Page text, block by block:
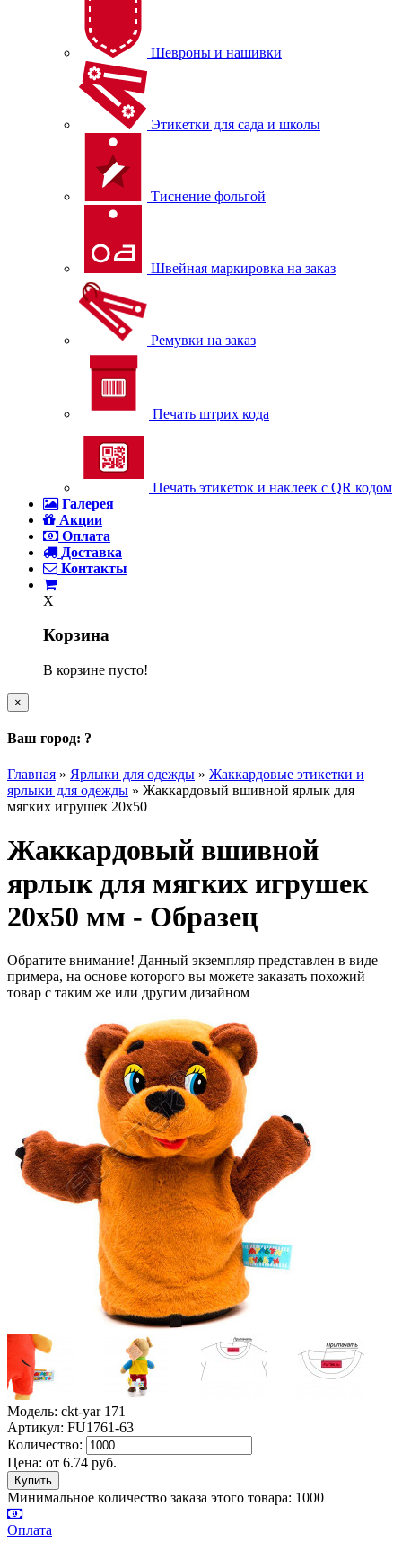
Шевроны и нашивки
Этикетки для сада и школы
Тиснение фольгой
Швейная маркировка на заказ
Ремувки на заказ
Печать штрих кода
Печать этикеток и наклеек с QR кодом
Галерея
Акции
Оплата
Доставка
Контакты
X
Корзина
В корзине пусто!
×
Ваш город: ?
Главная » Ярлыки для одежды » Жаккардовые этикетки и
ярлыки для одежды » Жаккардовый вшивной ярлык для
мягких игрушек 20х50
Жаккардовый вшивной
ярлык для мягких игрушек
20х50 мм - Образец
Обратите внимание! Данный экземпляр представлен в виде
примера, на основе которого вы можете заказать похожий
товар с таким же или другим дизайном
Модель: ckt-yar 171
Артикул: FU1761-63
Количество:
Цена: от 6.74 руб.
Минимальное количество заказа этого товара: 1000
Оплата